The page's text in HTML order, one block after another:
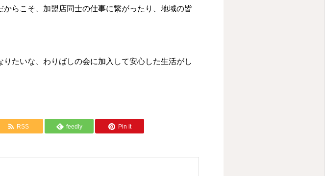
らこそ、加盟店同士の仕事に繋がったり、地域の皆
たいな、わりばしの会に加入して安心した生活がし
RSS feedly Pin it